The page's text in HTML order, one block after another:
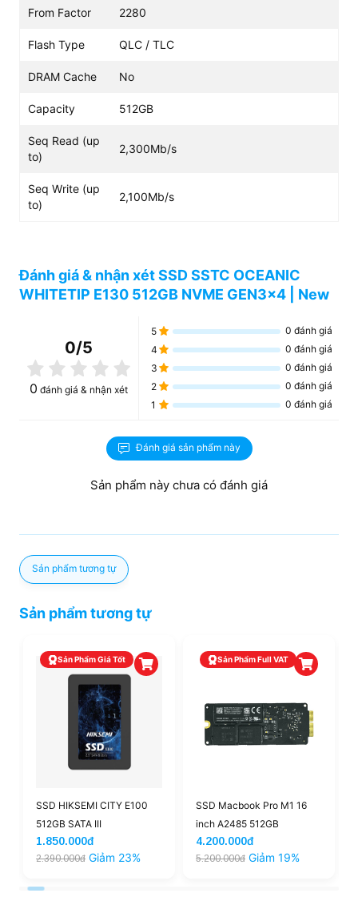
From Factor 2280
Flash Type QLC / TLC
DRAM Cache No
Capacity 512GB
Seq Read (up
to)
2,300Mb/s
Seq Write (up
to)
2,100Mb/s
Đánh giá & nhận xét SSD SSTC OCEANIC
WHITETIP E130 512GB NVME GEN3x4 | New
0/5
0 đánh giá & nhận xét
5 0 đánh giá
4
0 đánh giá
3
0 đánh giá
2
0 đánh giá
1
0 đánh giá
Đánh giá sản phẩm này
Sản phẩm này chưa có đánh giá
Sản phẩm tương tự
Sản phẩm tương tự
Sản Phẩm Giá Tốt
SSD HIKSEMI CITY E100
512GB SATA III
1.850.000đ
2.390.000đ Giảm 23%
Sản Phẩm Full VAT
SSD Macbook Pro M1 16
inch A2485 512GB
4.200.000đ
5.200.000đ Giảm 19%